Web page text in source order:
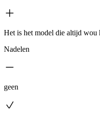
Het is het model die altijd wou
Nadelen
geen